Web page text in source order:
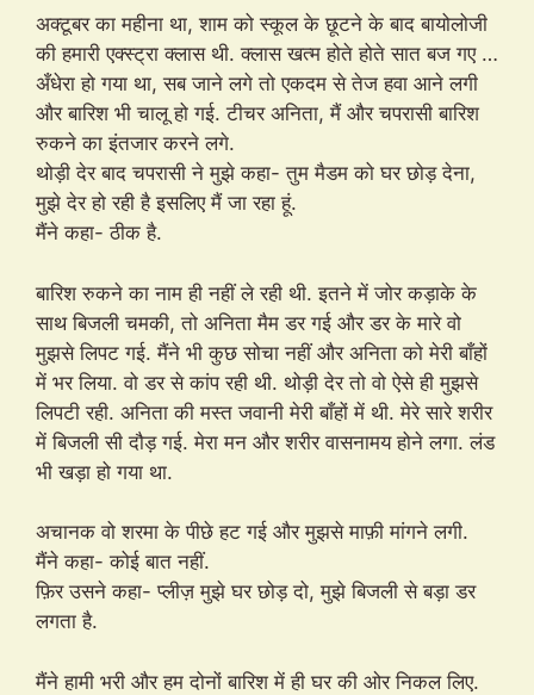
अक्टूबर का महीना था, शाम को स्कूल के छूटने के बाद बायोलोजी
की हमारी एक्स्ट्रा क्लास थी. क्लास खत्म होते होते सात बज गए …
अँधेरा हो गया था, सब जाने लगे तो एकदम से तेज हवा आने लगी
और बारिश भी चालू हो गई. टीचर अनिता, मैं और चपरासी बारिश
रुकने का इंतजार करने लगे.
थोड़ी देर बाद चपरासी ने मुझे कहा- तुम मैडम को घर छोड़ देना,
मुझे देर हो रही है इसलिए मैं जा रहा हूं.
मैंने कहा- ठीक है.
बारिश रुकने का नाम ही नहीं ले रही थी. इतने में जोर कड़ाके के
साथ बिजली चमकी, तो अनिता मैम डर गई और डर के मारे वो
मुझसे लिपट गई. मैंने भी कुछ सोचा नहीं और अनिता को मेरी बाँहों
में भर लिया. वो डर से कांप रही थी. थोड़ी देर तो वो ऐसे ही मुझसे
लिपटी रही. अनिता की मस्त जवानी मेरी बाँहों में थी. मेरे सारे शरीर
में बिजली सी दौड़ गई. मेरा मन और शरीर वासनामय होने लगा. लंड
भी खड़ा हो गया था.
अचानक वो शरमा के पीछे हट गई और मुझसे माफ़ी मांगने लगी.
मैंने कहा- कोई बात नहीं.
फ़िर उसने कहा- प्लीज़ मुझे घर छोड़ दो, मुझे बिजली से बड़ा डर
लगता है.
मैंने हामी भरी और हम दोनों बारिश में ही घर की ओर निकल लिए.